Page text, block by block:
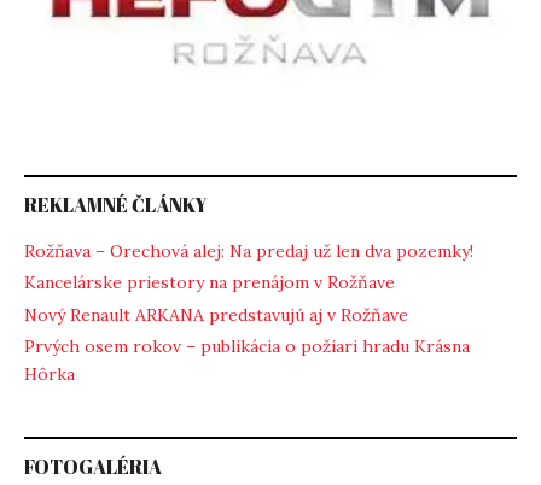
REKLAMNÉ ČLÁNKY
Rožňava – Orechová alej: Na predaj už len dva pozemky!
Kancelárske priestory na prenájom v Rožňave
Nový Renault ARKANA predstavujú aj v Rožňave
Prvých osem rokov – publikácia o požiari hradu Krásna
Hôrka
FOTOGALÉRIA